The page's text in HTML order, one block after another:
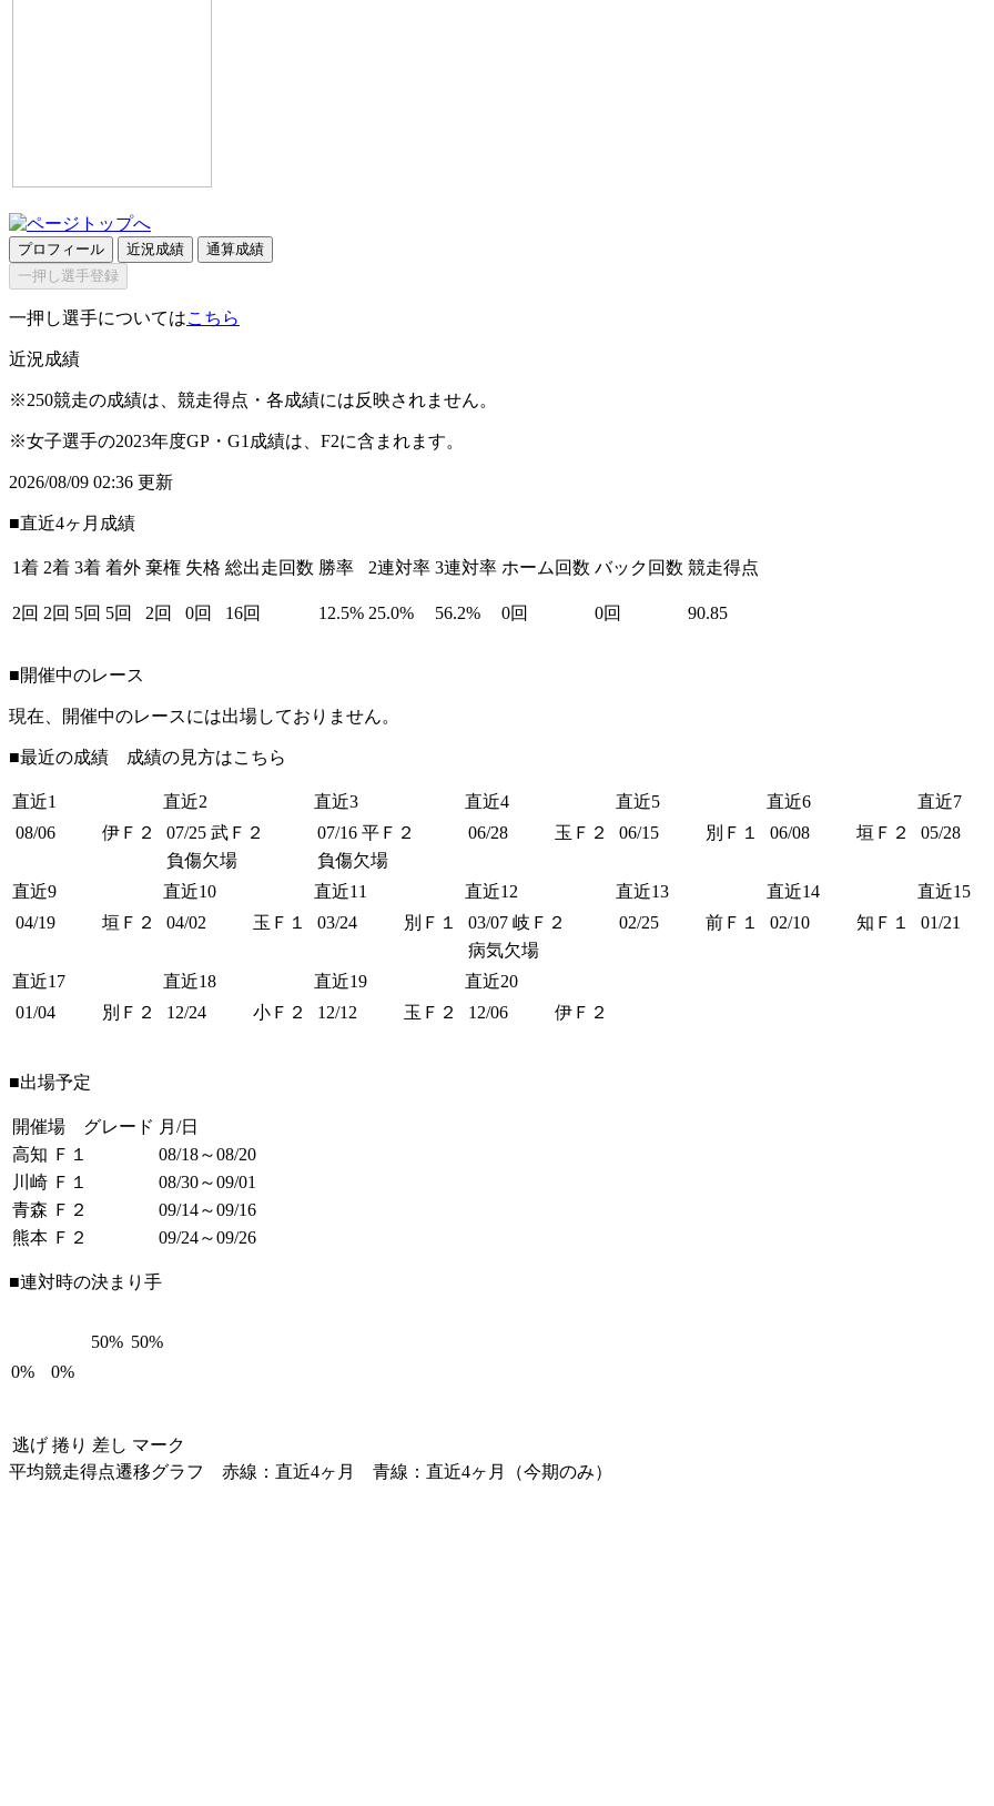
プロフィール 近況成績
通算成績
一押し選手登録
一押し選手についてはこちら
近況成績
※250競走の成績は、競走得点・各成績には反映されません。
※女子選手の2023年度GP・G1成績は、F2に含まれます。
2026/08/09 02:36 更新
■直近4ヶ月成績
1着 2着 3着 着外 棄権 失格 総出走回数 勝率 2連対率 3連対率 ホーム回数 バック回数 競走得点
2回 2回 5回 5回 2回 0回 16回 12.5% 25.0% 56.2% 0回 0回 90.85
■開催中のレース
現在、開催中のレースには出場しておりません。
■最近の成績 成績の見方はこちら
直近1 直近2 直近3 直近4 直近5 直近6
直近7
08/06
伊Ｆ２ 07/25 武Ｆ２
負傷欠場
07/16 平Ｆ２
負傷欠場
06/28 玉Ｆ２ 06/15 別Ｆ１ 06/08 垣Ｆ２ 05/28
直近9 直近10 直近11 直近12 直近13 直近14
直近15
04/19
垣Ｆ２ 04/02 玉Ｆ１ 03/24 別Ｆ１ 03/07 岐Ｆ２
病気欠場
02/25 前Ｆ１ 02/10 知Ｆ１ 01/21
直近17 直近18 直近19
直近20
01/04
別Ｆ２ 12/24 小Ｆ２ 12/12 玉Ｆ２ 12/06 伊Ｆ２
■出場予定
開催場 グレード 月/日
高知 Ｆ１
08/18～08/20
川崎 Ｆ１
08/30～09/01
青森 Ｆ２
09/14～09/16
熊本 Ｆ２
09/24～09/26
■連対時の決まり手
0% 0%
50% 50%
逃げ 捲り 差し マーク
平均競走得点遷移グラフ 赤線：直近4ヶ月 青線：直近4ヶ月（今期のみ）